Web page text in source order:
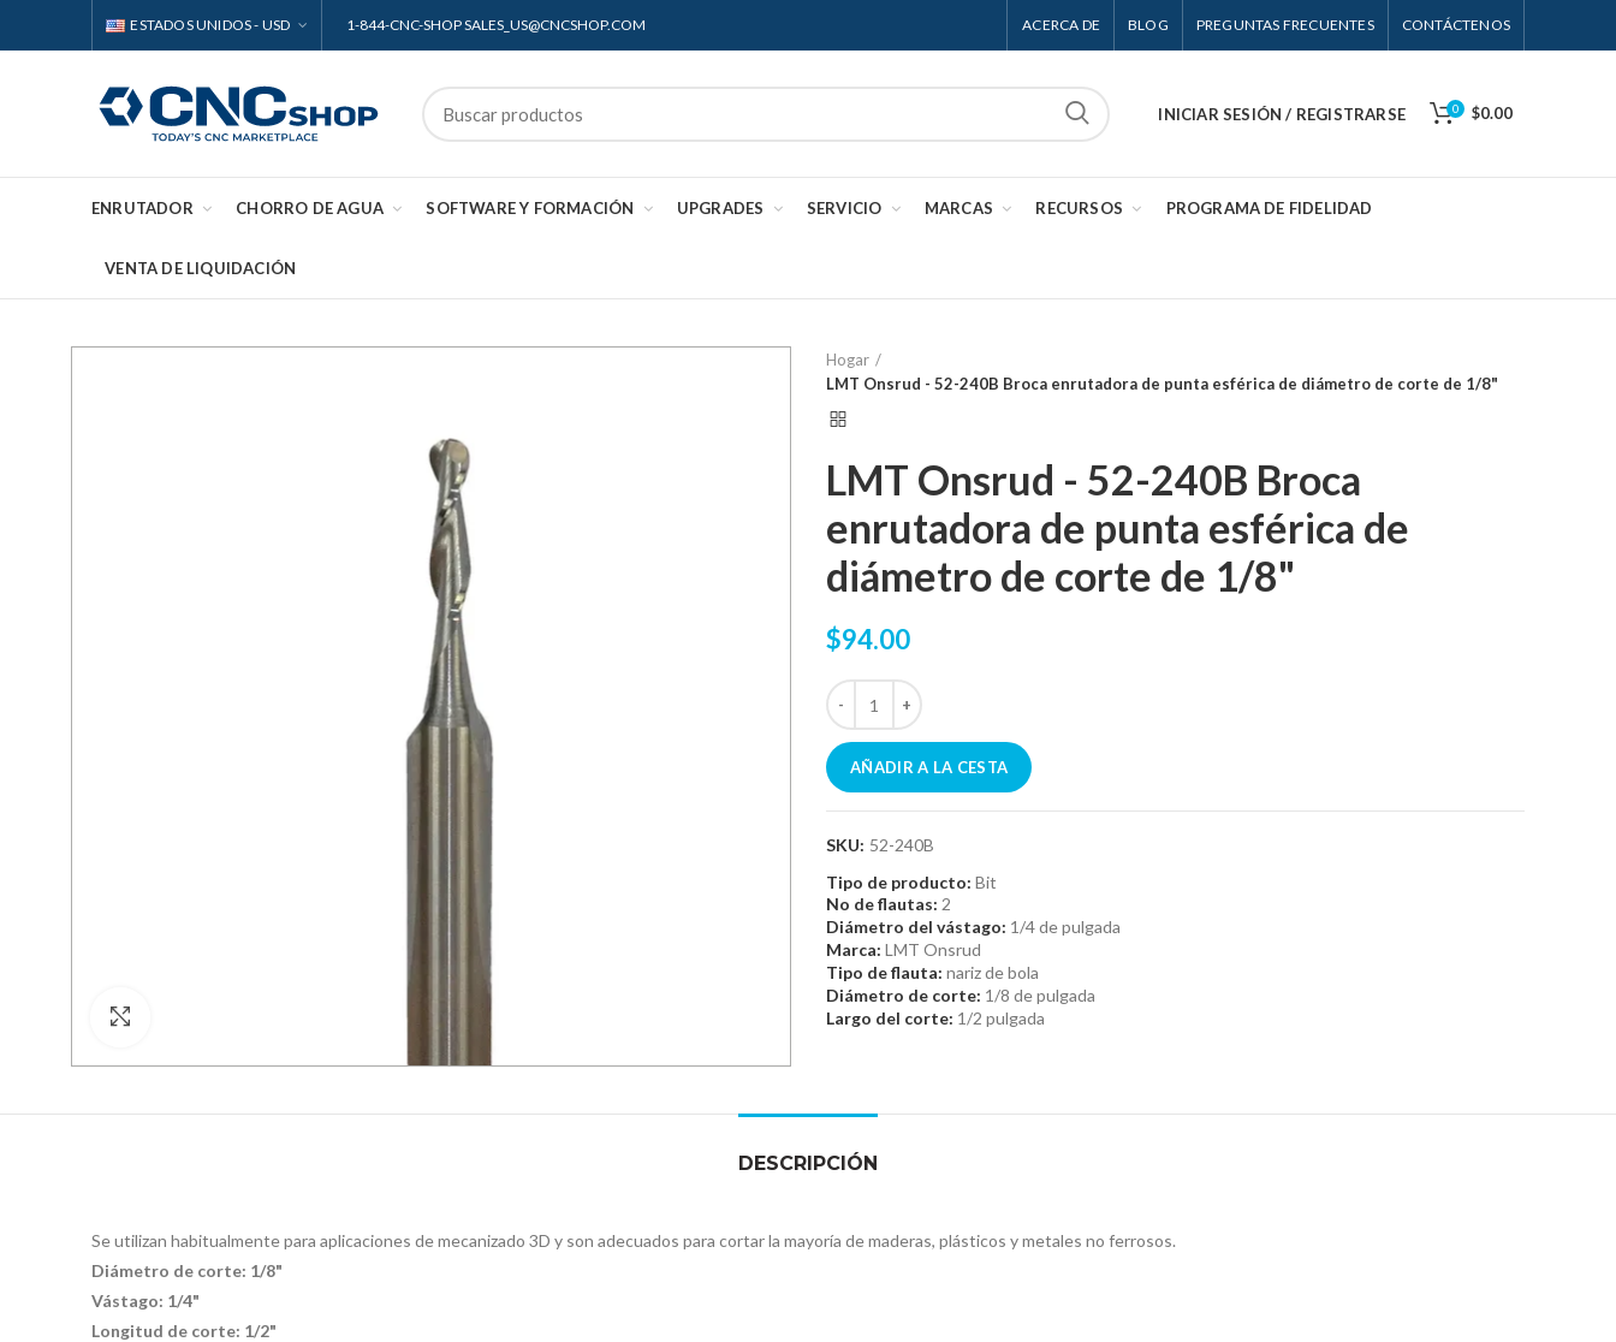
ESTADOS UNIDOS - USD 1-844-CNC-SHOP SALES_US@CNCSHOP.COM ACERCA DE BLOG PREGUNTAS FRECUENTES CONTÁCTENOS
INICIAR SESIÓN / REGISTRARSE 0 $0.00
ENRUTADOR CHORRO DE AGUA SOFTWARE Y FORMACIÓN UPGRADES SERVICIO MARCAS RECURSOS PROGRAMA DE FIDELIDAD
VENTA DE LIQUIDACIÓN
Hogar
LMT Onsrud - 52-240B Broca enrutadora de punta esférica de diámetro de corte de 1/8"
LMT Onsrud - 52-240B Broca
enrutadora de punta esférica de
diámetro de corte de 1/8"
$94.00
AÑADIR A LA CESTA
SKU: 52-240B
Tipo de producto: Bit
No de flautas: 2
Diámetro del vástago: 1/4 de pulgada
Marca: LMT Onsrud
Tipo de flauta: nariz de bola
Diámetro de corte: 1/8 de pulgada
Largo del corte: 1/2 pulgada
DESCRIPCIÓN
Se utilizan habitualmente para aplicaciones de mecanizado 3D y son adecuados para cortar la mayoría de maderas, plásticos y metales no ferrosos.
Diámetro de corte: 1/8"
Vástago: 1/4"
Longitud de corte: 1/2"